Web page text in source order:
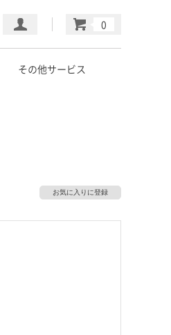
その他サービス
お気に入りに登録